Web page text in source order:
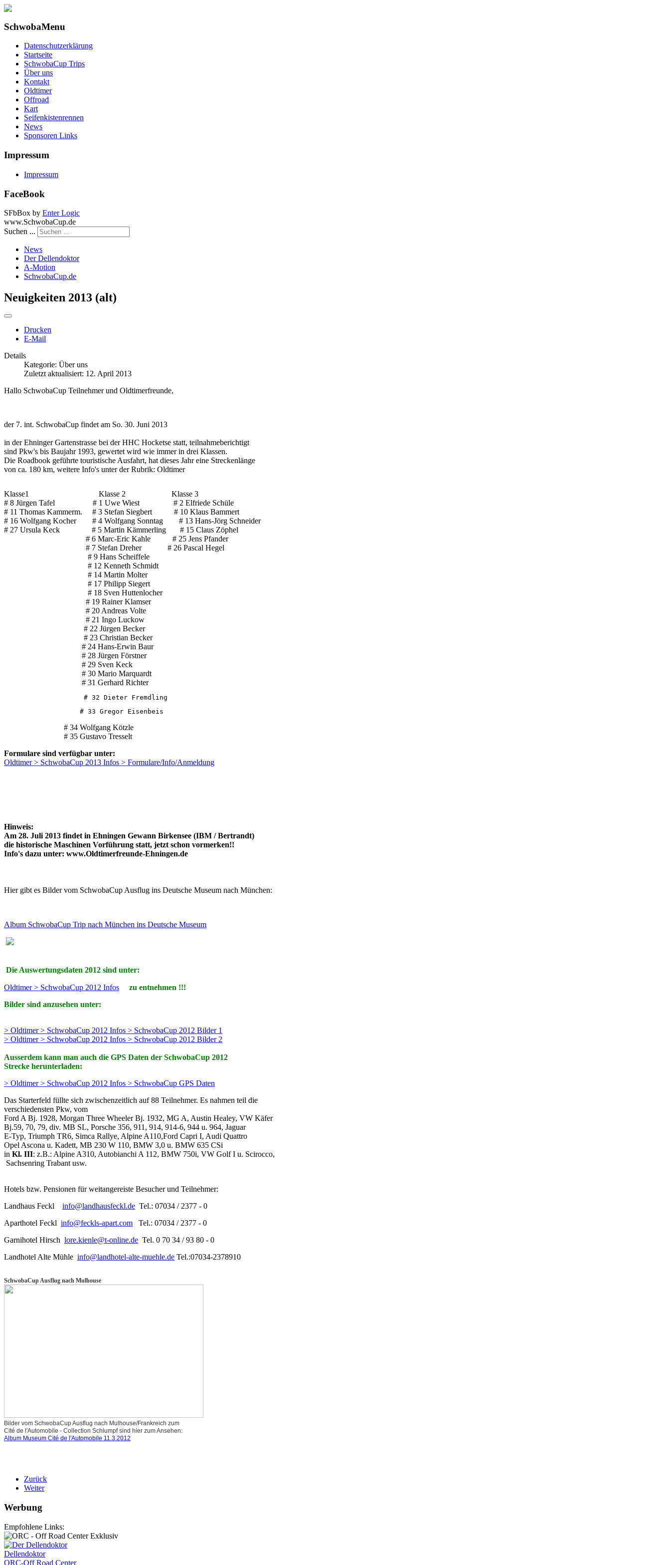
SchwobaMenu
Datenschutzerklärung
Startseite
SchwobaCup Trips
Über uns
Kontakt
Oldtimer
Offroad
Kart
Seifenkistenrennen
News
Sponsoren Links
Impressum
Impressum
FaceBook
SFbBox by Enter Logic
www.SchwobaCup.de
Suchen ...
News
Der Dellendoktor
A-Motion
SchwobaCup.de
Neuigkeiten 2013 (alt)
Drucken
E-Mail
Details
Kategorie: Über uns
Zuletzt aktualisiert: 12. April 2013
Hallo SchwobaCup Teilnehmer und Oldtimerfreunde,
der 7. int. SchwobaCup findet am So. 30. Juni 2013
in der Ehninger Gartenstrasse bei der HHC Hocketse statt, teilnahmeberichtigt
sind Pkw's bis Baujahr 1993, gewertet wird wie immer in drei Klassen.
Die Roadbook geführte touristische Ausfahrt, hat dieses Jahr eine Streckenlänge
von ca. 180 km, weitere Info's unter der Rubrik: Oldtimer
Klasse1                                   Klasse 2                       Klasse 3
# 8 Jürgen Tafel                   # 1 Uwe Wiest                 # 2 Elfriede Schüle
# 11 Thomas Kammerm.     # 3 Stefan Siegbert           # 10 Klaus Bammert
# 16 Wolfgang Kocher        # 4 Wolfgang Sonntag        # 13 Hans-Jörg Schneider
# 27 Ursula Keck                # 5 Martin Kämmerling       # 15 Claus Zöphel
                                         # 6 Marc-Eric Kahle           # 25 Jens Pfander
                                         # 7 Stefan Dreher             # 26 Pascal Hegel
                                          # 9 Hans Scheiffele
                                          # 12 Kenneth Schmidt
                                          # 14 Martin Molter
                                          # 17 Philipp Siegert
                                          # 18 Sven Huttenlocher
                                         # 19 Rainer Klamser
                                         # 20 Andreas Volte
                                         # 21 Ingo Luckow
                                        # 22 Jürgen Becker
                                        # 23 Christian Becker
                                       # 24 Hans-Erwin Baur
                                       # 28 Jürgen Förstner
                                       # 29 Sven Keck
                                       # 30 Mario Marquardt
                                       # 31 Gerhard Richter
                    # 32 Dieter Fremdling
                   # 33 Gregor Eisenbeis
# 34 Wolfgang Kötzle
# 35 Gustavo Tresselt
Formulare sind verfügbar unter:
Oldtimer > SchwobaCup 2013 Infos > Formulare/Info/Anmeldung
Hinweis:
Am 28. Juli 2013 findet in Ehningen Gewann Birkensee (IBM / Bertrandt)
die historische Maschinen Vorführung statt, jetzt schon vormerken!!
Info's dazu unter: www.Oldtimerfreunde-Ehningen.de
Hier gibt es Bilder vom SchwobaCup Ausflug ins Deutsche Museum nach München:
Album SchwobaCup Trip nach München ins Deutsche Museum
Die Auswertungsdaten 2012 sind unter:
Oldtimer > SchwobaCup 2012 Infos zu entnehmen !!!
Bilder sind anzusehen unter:
> Oldtimer > SchwobaCup 2012 Infos > SchwobaCup 2012 Bilder 1
> Oldtimer > SchwobaCup 2012 Infos > SchwobaCup 2012 Bilder 2
Ausserdem kann man auch die GPS Daten der SchwobaCup 2012
Strecke herunterladen:
> Oldtimer > SchwobaCup 2012 Infos > SchwobaCup GPS Daten
Das Starterfeld füllte sich zwischenzeitlich auf 88 Teilnehmer. Es nahmen teil die
verschiedensten Pkw, vom
Ford A Bj. 1928, Morgan Three Wheeler Bj. 1932, MG A, Austin Healey, VW Käfer
Bj.59, 70, 79, div. MB SL, Porsche 356, 911, 914, 914-6, 944 u. 964, Jaguar
E-Typ, Triumph TR6, Simca Rallye, Alpine A110,Ford Capri I, Audi Quattro
Opel Ascona u. Kadett, MB 230 W 110, BMW 3,0 u. BMW 635 CSi
in Kl. III: z.B.: Alpine A310, Autobianchi A 112, BMW 750i, VW Golf I u. Scirocco,
Sachsenring Trabant usw.
Hotels bzw. Pensionen für weitangereiste Besucher und Teilnehmer:
Landhaus Feckl info@landhausfeckl.de Tel.: 07034 / 2377 - 0
Aparthotel Feckl info@feckls-apart.com Tel.: 07034 / 2377 - 0
Garnihotel Hirsch lore.kienle@t-online.de Tel. 0 70 34 / 93 80 - 0
Landhotel Alte Mühle info@landhotel-alte-muehle.de Tel.:07034-2378910
SchwobaCup Ausflug nach Mulhouse
Bilder vom SchwobaCup Ausflug nach Mulhouse/Frankreich zum
Cité de l'Automobile - Collection Schlumpf sind hier zum Ansehen:
Album Museum Cité de l'Automobile 11.3.2012
Zurück
Weiter
Werbung
Empfohlene Links:
Dellendoktor
ORC-Off Road Center